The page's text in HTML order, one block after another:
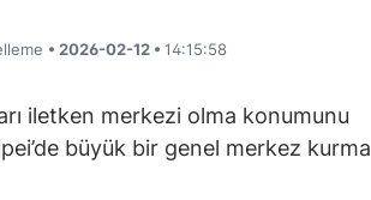
• 2026-02-12 • 14:15:58
iletken merkezi olma konumunu
büyük bir genel merkez kurma